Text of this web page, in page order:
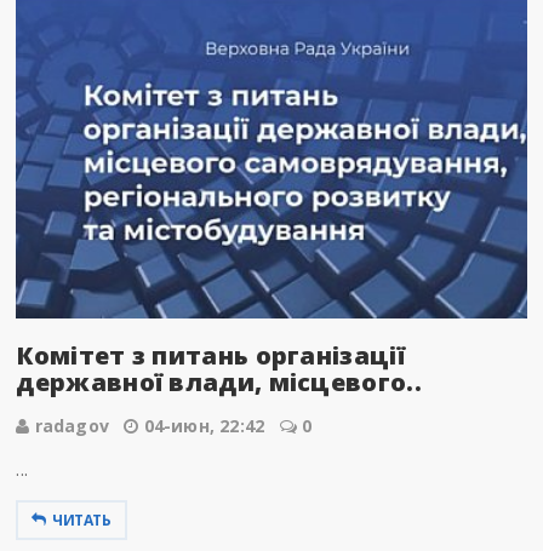
Комітет з питань організації
державної влади, місцевого..
radagov 04-июн, 22:42 0
...
ЧИТАТЬ